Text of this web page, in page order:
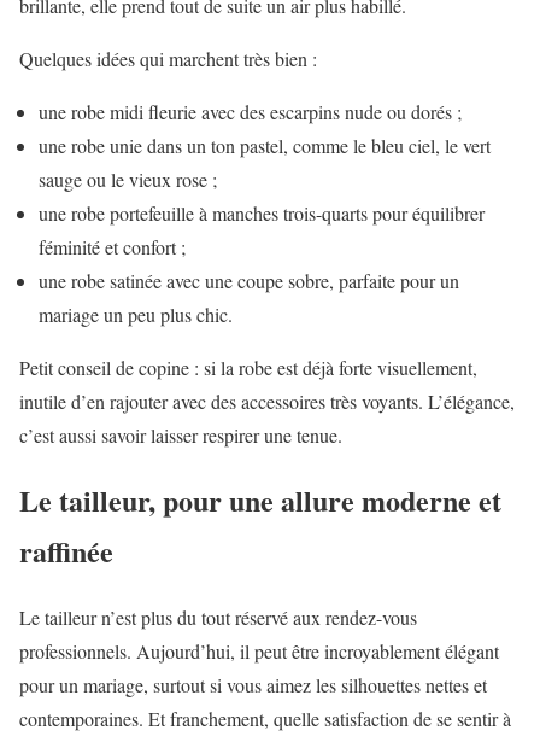
Quelques idées qui marchent très bien :
une robe midi fleurie avec des escarpins nude ou dorés ;
une robe unie dans un ton pastel, comme le bleu ciel, le vert
sauge ou le vieux rose ;
une robe portefeuille à manches trois-quarts pour équilibrer
féminité et confort ;
une robe satinée avec une coupe sobre, parfaite pour un
mariage un peu plus chic.
Petit conseil de copine : si la robe est déjà forte visuellement,
inutile d’en rajouter avec des accessoires très voyants. L’élégance,
c’est aussi savoir laisser respirer une tenue.
Le tailleur, pour une allure moderne et
raffinée
Le tailleur n’est plus du tout réservé aux rendez-vous
professionnels. Aujourd’hui, il peut être incroyablement élégant
pour un mariage, surtout si vous aimez les silhouettes nettes et
contemporaines. Et franchement, quelle satisfaction de se sentir à